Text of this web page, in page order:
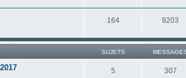
164 9203
SUJETS
5 307